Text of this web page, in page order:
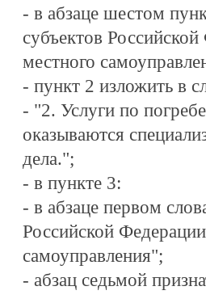
- в абзаце шестом
субъектов
местного
- пункт 2 изложить в
- "2. Услуги по
оказываются
дела.";
- в пункте 3:
- в абзаце первом
Российской
самоуправления";
- абзац седьмой